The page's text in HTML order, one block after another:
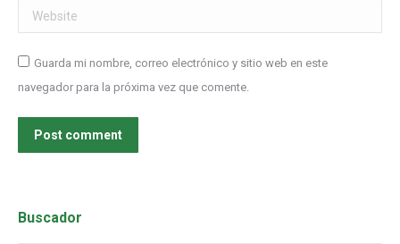
Website
Guarda mi nombre, correo electrónico y sitio web en este
navegador para la próxima vez que comente.
Post comment
Buscador